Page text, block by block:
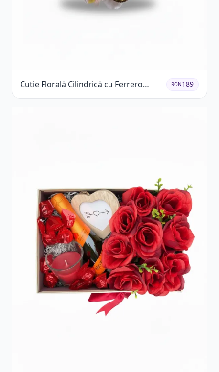
Cutie Florală Cilindrică cu Ferrero
Rocher și Trandafiri Pastel
RON189